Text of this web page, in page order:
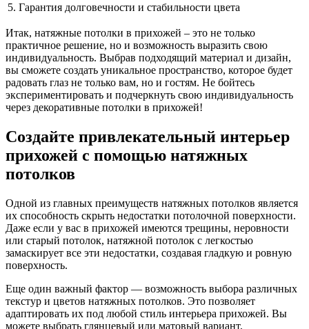
5. Гарантия долговечности и стабильности цвета
Итак, натяжные потолки в прихожей – это не только
практичное решение, но и возможность выразить свою
индивидуальность. Выбрав подходящий материал и дизайн,
вы сможете создать уникальное пространство, которое будет
радовать глаз не только вам, но и гостям. Не бойтесь
экспериментировать и подчеркнуть свою индивидуальность
через декоративные потолки в прихожей!
Создайте привлекательный интерьер
прихожей с помощью натяжных
потолков
Одной из главных преимуществ натяжных потолков является
их способность скрыть недостатки потолочной поверхности.
Даже если у вас в прихожей имеются трещины, неровности
или старый потолок, натяжной потолок с легкостью
замаскирует все эти недостатки, создавая гладкую и ровную
поверхность.
Еще один важный фактор — возможность выбора различных
текстур и цветов натяжных потолков. Это позволяет
адаптировать их под любой стиль интерьера прихожей. Вы
можете выбрать глянцевый или матовый вариант,